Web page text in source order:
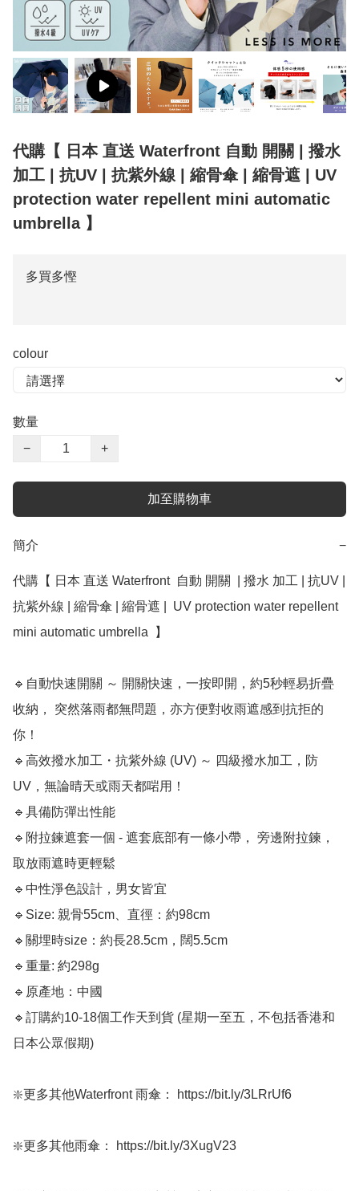
代購【 日本 直送 Waterfront 自動 開關 | 撥水
加工 | 抗UV | 抗紫外線 | 縮骨傘 | 縮骨遮 | UV
protection water repellent mini automatic
umbrella 】
多買多慳
colour
數量
−
+
加至購物車
簡介 −
代購【 日本 直送 Waterfront  自動 開關  | 撥水 加工 | 抗UV |
抗紫外線 | 縮骨傘 | 縮骨遮 |  UV protection water repellent
mini automatic umbrella  】﻿
🔹自動快速開關 ～ 開關快速，一按即開，約5秒輕易折疊
收納， 突然落雨都無問題，亦方便對收雨遮感到抗拒的
你！
🔹高效撥水加工・抗紫外線 (UV) ～ 四級撥水加工，防
UV，無論晴天或雨天都啱用！
🔹具備防彈出性能
🔹附拉鍊遮套一個 - 遮套底部有一條小帶， 旁邊附拉鍊，
取放雨遮時更輕鬆
🔹中性淨色設計，男女皆宜
🔹Size: 親骨55cm、直徑：約98cm
🔹關埋時size：約長28.5cm，闊5.5cm
🔹重量: 約298g
🔹原產地：中國
🔹訂購約10-18個工作天到貨 (星期一至五，不包括香港和
日本公眾假期)
❇️更多其他Waterfront 雨傘： https://bit.ly/3LRrUf6
❇️更多其他雨傘： https://bit.ly/3XugV23